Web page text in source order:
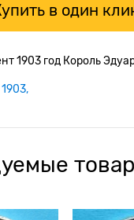
в один
1903 год Король
1903